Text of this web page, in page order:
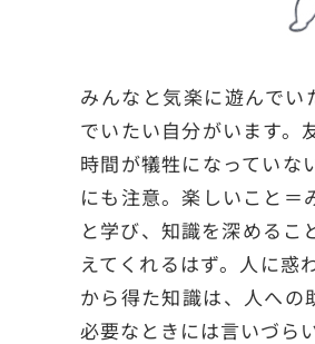
みんなと気楽に遊んで
でいたい自分がいます。
時間が犠牲になっていな
にも注意。楽しいこと＝
と学び、知識を深めるこ
えてくれるはず。人に惑
から得た知識は、人への
必要なときには言いづら